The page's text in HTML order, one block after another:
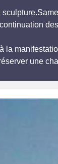
continuation
la
une